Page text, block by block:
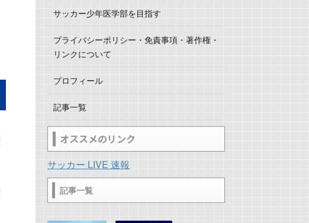
サッカー少年医学部を目指す
プライバシーポリシー・免責事項・著作権・
リンクについて
プロフィール
記事一覧
オススメのリンク
サッカー LIVE 速報
記事一覧